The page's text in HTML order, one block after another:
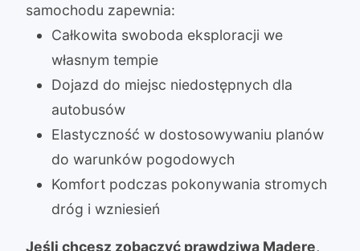
samochodu zapewnia:
Całkowita swoboda eksploracji we
własnym tempie
Dojazd do miejsc niedostępnych dla
autobusów
Elastyczność w dostosowywaniu planów
do warunków pogodowych
Komfort podczas pokonywania stromych
dróg i wzniesień
Jeśli chcesz zobaczyć prawdziwą Maderę,